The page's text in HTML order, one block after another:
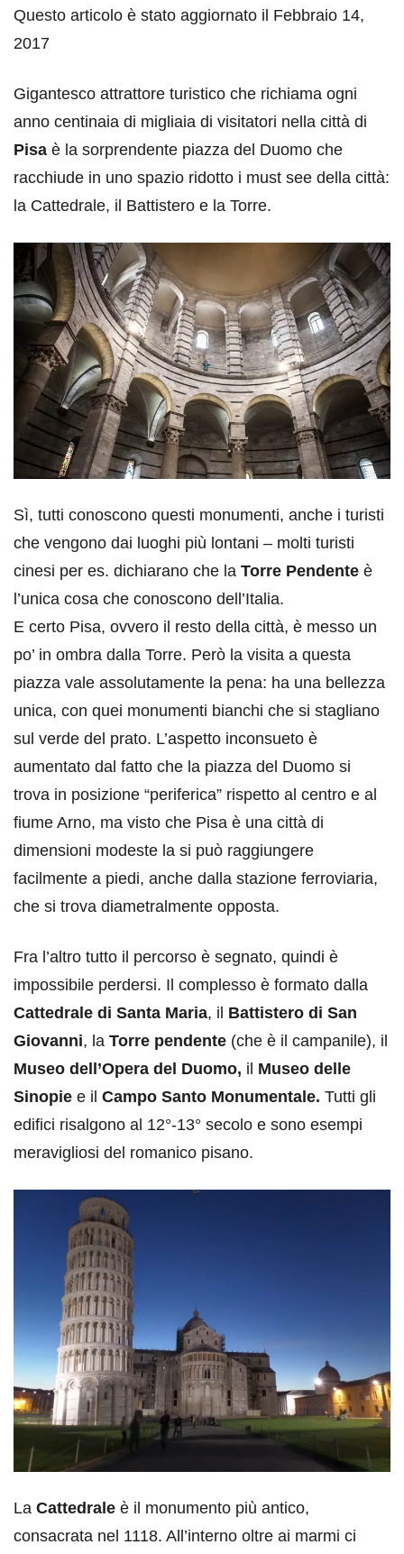
Questo articolo è stato aggiornato il Febbraio 14,
2017
Gigantesco attrattore turistico che richiama ogni
anno centinaia di migliaia di visitatori nella città di
Pisa è la sorprendente piazza del Duomo che
racchiude in uno spazio ridotto i must see della città:
la Cattedrale, il Battistero e la Torre.
Sì, tutti conoscono questi monumenti, anche i turisti
che vengono dai luoghi più lontani – molti turisti
cinesi per es. dichiarano che la Torre Pendente è
l’unica cosa che conoscono dell’Italia.
E certo Pisa, ovvero il resto della città, è messo un
po’ in ombra dalla Torre. Però la visita a questa
piazza vale assolutamente la pena: ha una bellezza
unica, con quei monumenti bianchi che si stagliano
sul verde del prato. L’aspetto inconsueto è
aumentato dal fatto che la piazza del Duomo si
trova in posizione “periferica” rispetto al centro e al
fiume Arno, ma visto che Pisa è una città di
dimensioni modeste la si può raggiungere
facilmente a piedi, anche dalla stazione ferroviaria,
che si trova diametralmente opposta.
Fra l’altro tutto il percorso è segnato, quindi è
impossibile perdersi. Il complesso è formato dalla
Cattedrale di Santa Maria, il Battistero di San
Giovanni, la Torre pendente (che è il campanile), il
Museo dell’Opera del Duomo, il Museo delle
Sinopie e il Campo Santo Monumentale. Tutti gli
edifici risalgono al 12°-13° secolo e sono esempi
meravigliosi del romanico pisano.
La Cattedrale è il monumento più antico,
consacrata nel 1118. All’interno oltre ai marmi ci